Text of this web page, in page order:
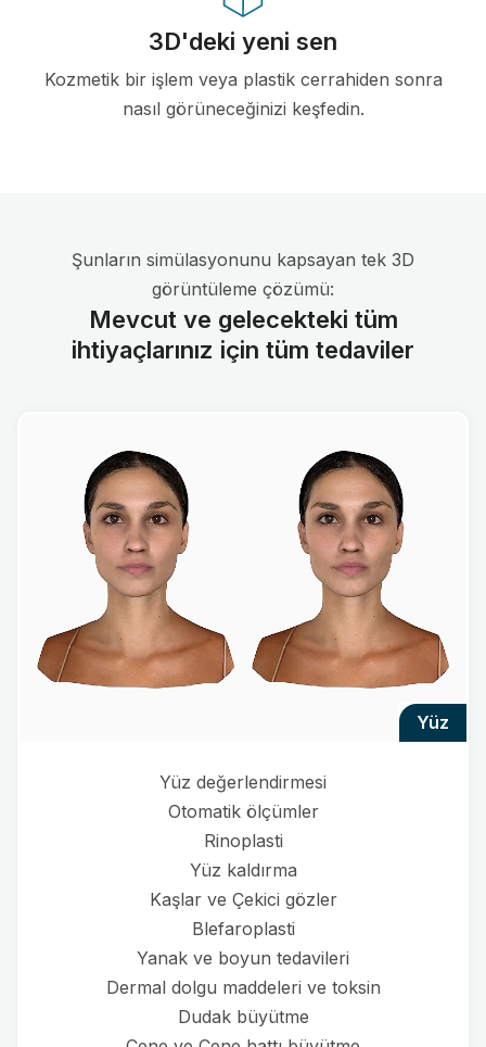
3D'deki yeni sen
Kozmetik bir işlem veya plastik cerrahiden sonra
nasıl görüneceğinizi keşfedin.
Şunların simülasyonunu kapsayan tek 3D
görüntüleme çözümü:
Mevcut ve gelecekteki tüm
ihtiyaçlarınız için tüm tedaviler
yüz
Yüz değerlendirmesi
Otomatik ölçümler
Rinoplasti
Yüz kaldırma
Kaşlar ve Çekici gözler
Blefaroplasti
Yanak ve boyun tedavileri
Dermal dolgu maddeleri ve toksin
Dudak büyütme